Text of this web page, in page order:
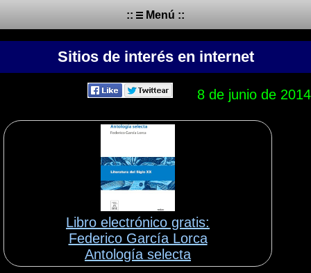
:: Menú ::
Sitios de interés en internet
8 de junio de 2014
Libro electrónico gratis:
Federico García Lorca
Antología selecta